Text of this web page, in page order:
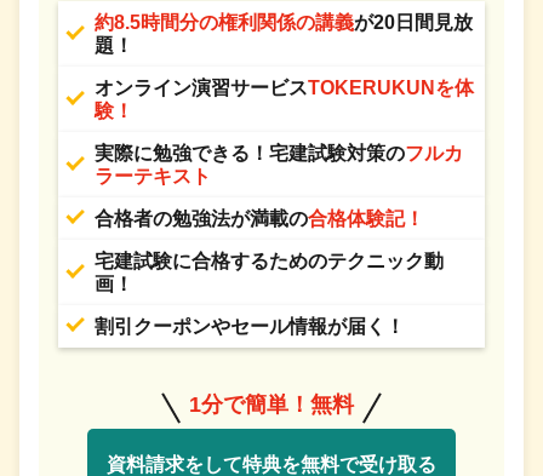
約8.5時間分の権利関係の講義が20日間見放
題！
オンライン演習サービスTOKERUKUNを体
験！
実際に勉強できる！宅建試験対策のフルカ
ラーテキスト
合格者の勉強法が満載の合格体験記！
宅建試験に合格するためのテクニック動
画！
割引クーポンやセール情報が届く！
1分で簡単！無料
資料請求をして特典を無料で受け取る